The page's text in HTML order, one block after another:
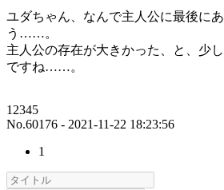
ユダちゃん、なんで主人公に最後に
う……。
主人公の存在が大きかった、と、少
ですね……。
12345
No.60176 - 2021-11-22 18:23:56
1